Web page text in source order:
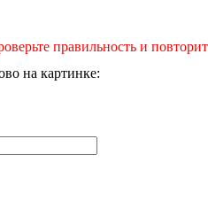
правильность и
на картинке: